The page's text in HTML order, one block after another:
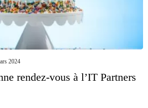
2024
rendez-vous à l’IT Partners